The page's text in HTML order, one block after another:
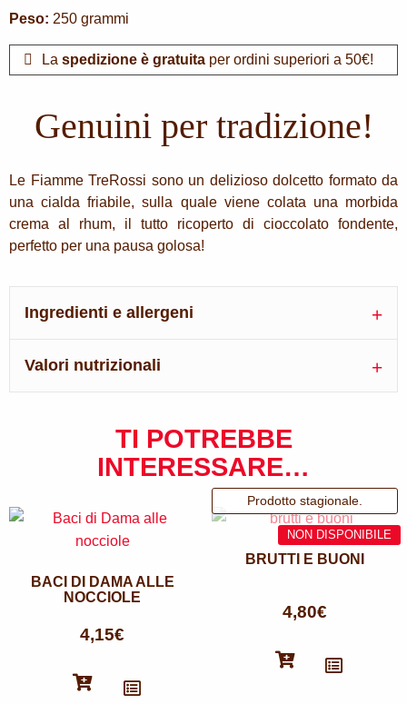
Peso: 250 grammi
La spedizione è gratuitaper ordini superiori a 50€!
Genuini per tradizione!
Le Fiamme TreRossi sono un delizioso dolcetto formato da
una cialda friabile, sulla quale viene colata una morbida
crema al rhum, il tutto ricoperto di cioccolato fondente,
perfetto per una pausa golosa!
Ingredienti e allergeni
Valori nutrizionali
TI POTREBBE
INTERESSARE…
BACI DI DAMA ALLE
NOCCIOLE
4,15€
BRUTTI E BUONI
4,80€